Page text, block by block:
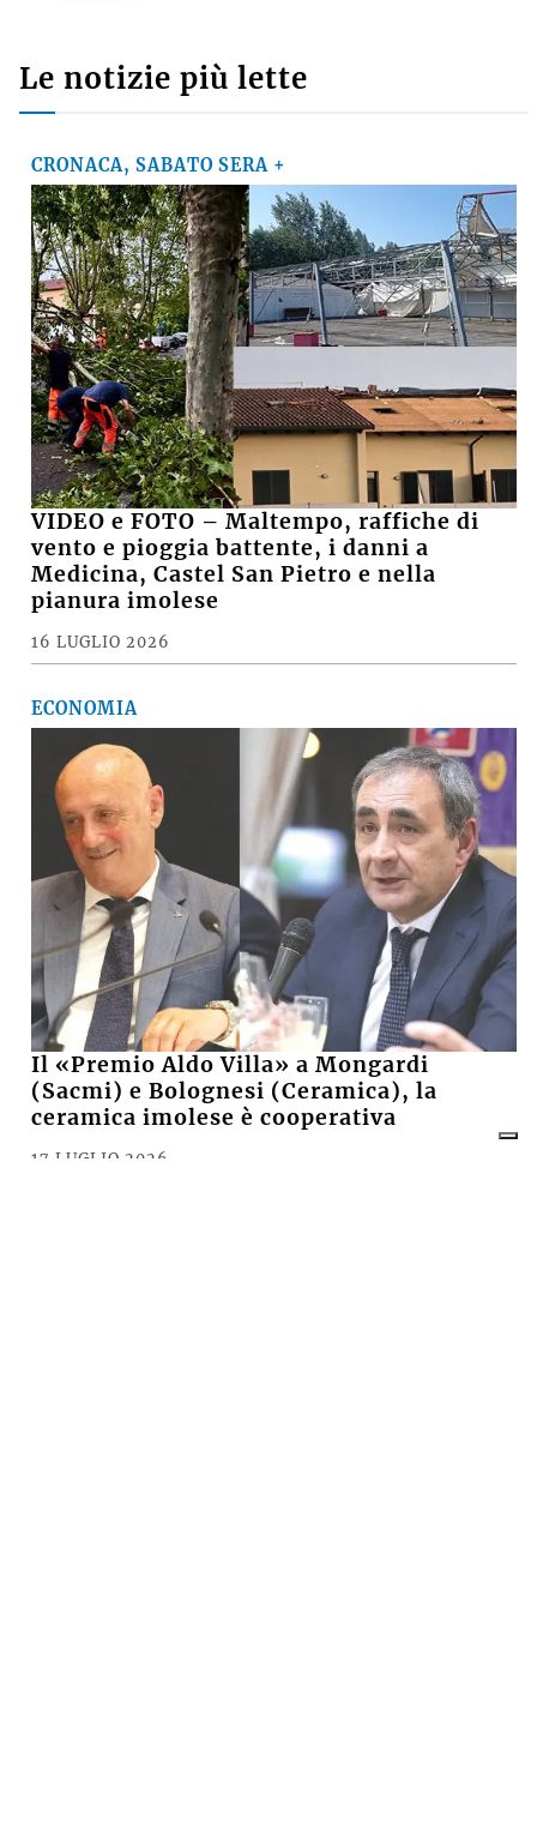
Le notizie più lette
CRONACA, SABATO SERA +
VIDEO e FOTO – Maltempo, raffiche di
vento e pioggia battente, i danni a
Medicina, Castel San Pietro e nella
pianura imolese
16 LUGLIO 2026
ECONOMIA
Il «Premio Aldo Villa» a Mongardi
(Sacmi) e Bolognesi (Ceramica), la
ceramica imolese è cooperativa
17 LUGLIO 2026